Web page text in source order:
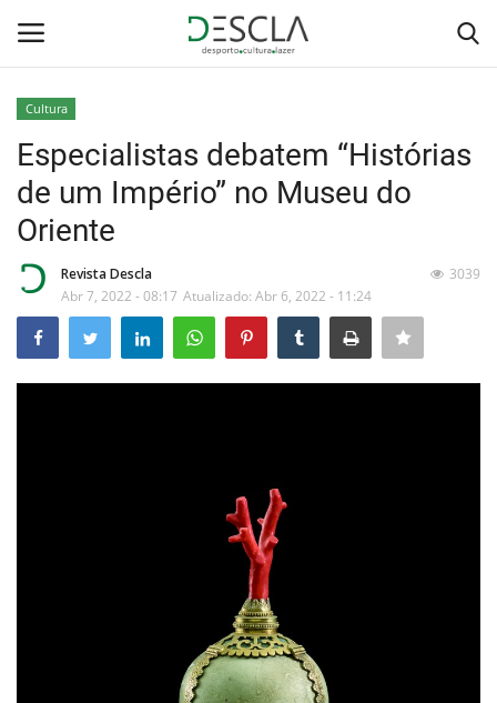
Home
Desporto
Cultura
Especialistas debatem “Histórias
de um Império” no Museu do
Oriente
Revista Descla
Abr 7, 2022 - 08:17 Atualizado: Abr 6, 2022 - 11:24
3039